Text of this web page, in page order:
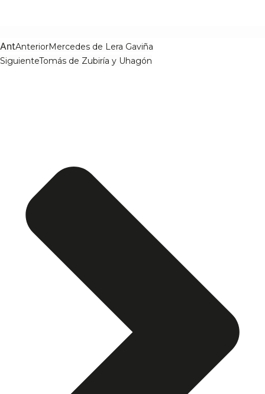
AntAnteriorMercedes de Lera Gaviña
SiguienteTomás de Zubiría y Uhagón